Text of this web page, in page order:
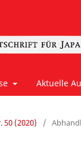
Aktuelle
50 (2020) /